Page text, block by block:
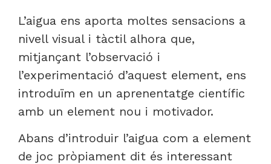
L’aigua ens aporta moltes sensacions a
nivell visual i tàctil alhora que,
mitjançant l’observació i
l’experimentació d’aquest element, ens
introduïm en un aprenentatge científic
amb un element nou i motivador.
Abans d’introduir l’aigua com a element
de joc pròpiament dit és interessant